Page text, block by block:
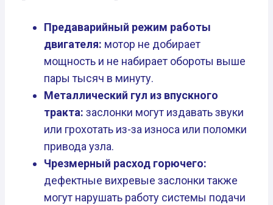
Предаварийный режим работы
двигателя: мотор не добирает
мощность и не набирает обороты выше
пары тысяч в минуту.
Металлический гул из впускного
тракта: заслонки могут издавать звуки
или грохотать из-за износа или поломки
привода узла.
Чрезмерный расход горючего:
дефектные вихревые заслонки также
могут нарушать работу системы подачи